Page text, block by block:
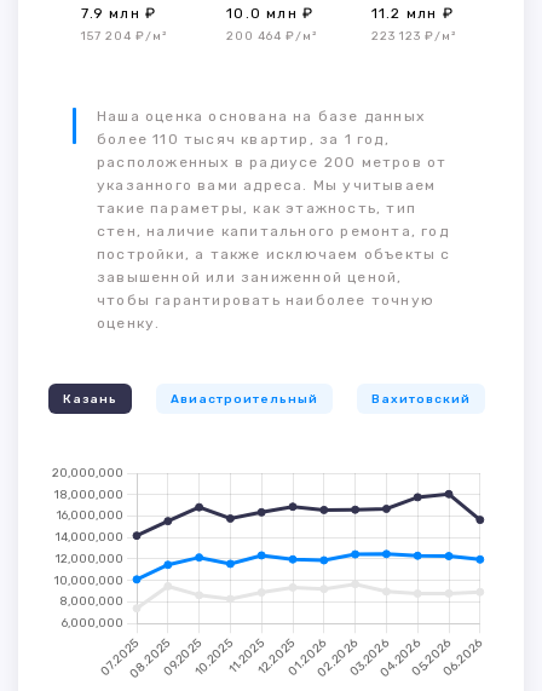
7.9 млн ₽
157 204 ₽/м²
10.0 млн ₽
200 464 ₽/м²
11.2 млн ₽
223 123 ₽/м²
Наша оценка основана на базе данных
более 110 тысяч квартир, за 1 год,
расположенных в радиусе 200 метров от
указанного вами адреса. Мы учитываем
такие параметры, как этажность, тип
стен, наличие капитального ремонта, год
постройки, а также исключаем объекты с
завышенной или заниженной ценой,
чтобы гарантировать наиболее точную
оценку.
Казань Авиастроительный Вахитовский